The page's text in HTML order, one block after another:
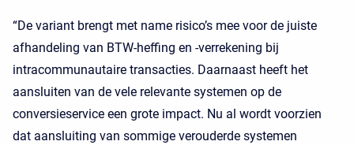
“De variant brengt met name risico’s mee voor de juiste
afhandeling van BTW-heffing en -verrekening bij
intracommunautaire transacties. Daarnaast heeft het
aansluiten van de vele relevante systemen op de
conversieservice een grote impact. Nu al wordt voorzien
dat aansluiting van sommige verouderde systemen